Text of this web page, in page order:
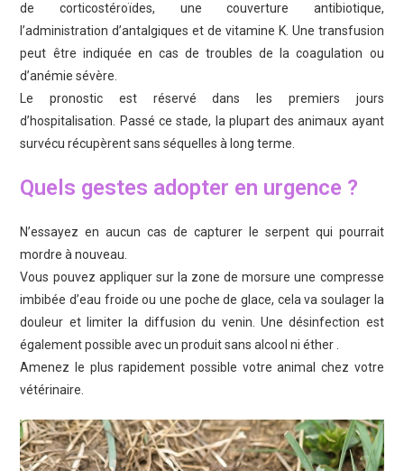
de corticostéroïdes, une couverture antibiotique,
l’administration d’antalgiques et de vitamine K. Une transfusion
peut être indiquée en cas de troubles de la coagulation ou
d’anémie sévère.
Le pronostic est réservé dans les premiers jours
d’hospitalisation. Passé ce stade, la plupart des animaux ayant
survécu récupèrent sans séquelles à long terme.
Quels gestes adopter en urgence ?
N’essayez en aucun cas de capturer le serpent qui pourrait
mordre à nouveau.
Vous pouvez appliquer sur la zone de morsure une compresse
imbibée d’eau froide ou une poche de glace, cela va soulager la
douleur et limiter la diffusion du venin. Une désinfection est
également possible avec un produit sans alcool ni éther .
Amenez le plus rapidement possible votre animal chez votre
vétérinaire.